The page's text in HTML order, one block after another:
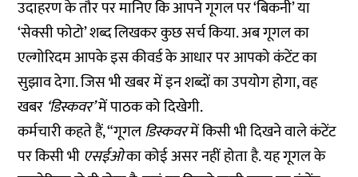
उदाहरण के तौर पर मानिए कि आपने गूगल पर ‘बिकनी’ या
‘सेक्सी फोटो’ शब्द लिखकर कुछ सर्च किया. अब गूगल का
एल्गोरिदम आपके इस कीवर्ड के आधार पर आपको कंटेंट का
सुझाव देगा. जिस भी खबर में इन शब्दों का उपयोग होगा, वह
खबर ‘डिस्कवर’में पाठक को दिखेगी.
कर्मचारी कहते हैं, “गूगलडिस्कवरमें किसी भी दिखने वाले कंटेंट
पर किसी भीएसईओका कोई असर नहीं होता है. यह गूगल के